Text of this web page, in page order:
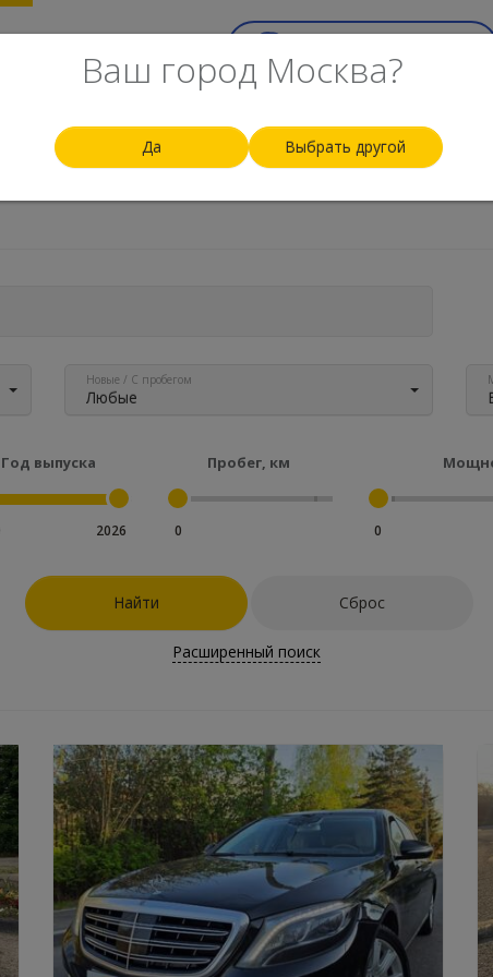
По рейтингу По цене По году По пробегу
Новые / С пробегом
Любые
Год выпуска
2026
Пробег, км
0 0
Найти Сброс
Расширенный поиск
Ваш город Москва?
Да Выбрать другой